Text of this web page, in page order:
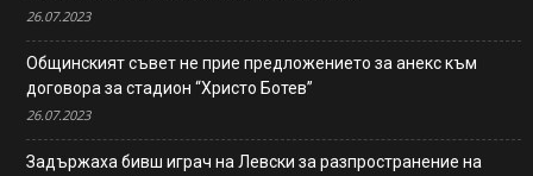
26.07.2023
Общинският съвет не прие предложението за анекс към
договора за стадион “Христо Ботев”
26.07.2023
Задържаха бивш играч на Левски за разпространение на